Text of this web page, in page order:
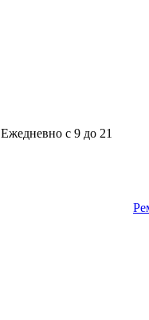
Ежедневно с 9 до 21